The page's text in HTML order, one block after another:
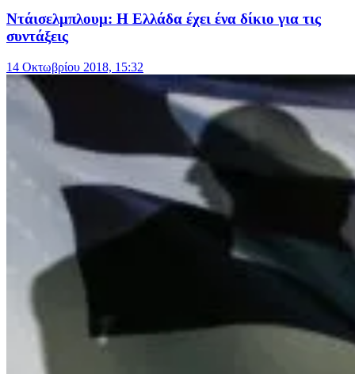
Ντάισελμπλουμ: Η Ελλάδα έχει ένα δίκιο για τις
συντάξεις
14 Οκτωβρίου 2018, 15:32